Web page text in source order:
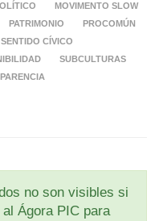
MOVIMENTO SLOW
PATRIMONIO
PROCOMÚN
SENTIDO CÍVICO
SUBCULTURAS
no son visibles si
Ágora PIC para